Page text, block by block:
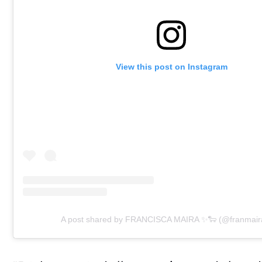
View this post on Instagram
A post shared by FRANCISCA MAIRA ✨🐑